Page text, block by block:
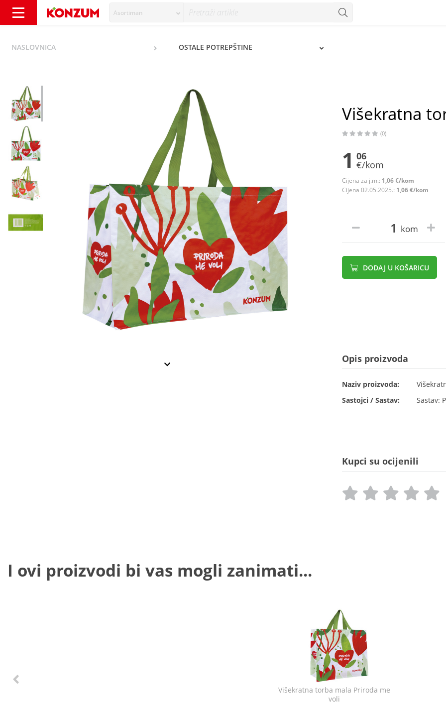
Asortiman
NASLOVNICA OSTALE POTREPŠTINE
Višekratna
(0)
1 06
€/kom
Cijena za j.m.: 1,06 €/kom
Cijena 02.05.2025.: 1,06 €/kom
kom
DODAJ U KOŠARICU
Opis proizvoda
Naziv proizvoda:
Sastojci / Sastav:
Sastav:
Kupci su ocijenili
I ovi proizvodi bi vas mogli zanimati...
Višekratna torba mala Priroda me
voli